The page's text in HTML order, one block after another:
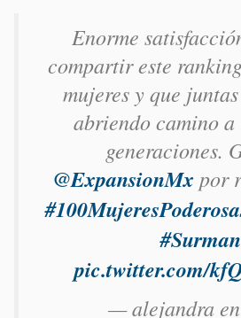
Enorme
compartir este
mujeres y que
abriendo camino a
generaciones.
@ExpansionMxpor
#Surman
pic.twitter.com/
— alejandra